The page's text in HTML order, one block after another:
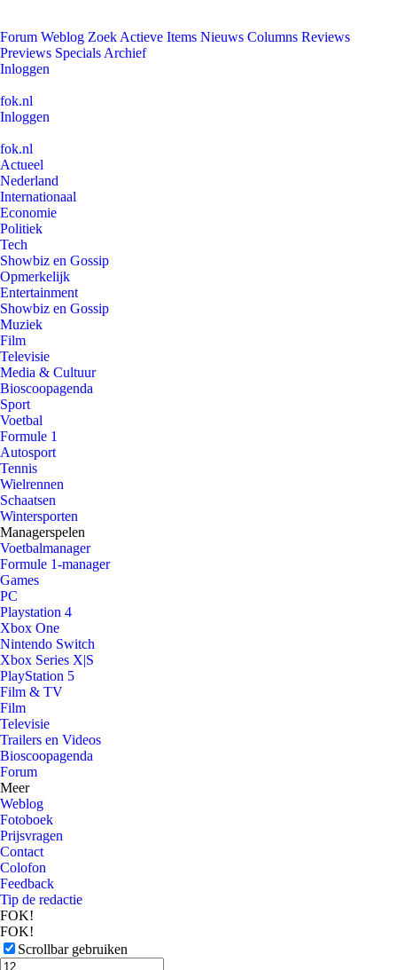
Forum Weblog Zoek Actieve Items Nieuws Columns Reviews
Previews Specials Archief
Inloggen
fok.nl
Inloggen
fok.nl
Actueel
Nederland
Internationaal
Economie
Politiek
Tech
Showbiz en Gossip
Opmerkelijk
Entertainment
Showbiz en Gossip
Muziek
Film
Televisie
Media & Cultuur
Bioscoopagenda
Sport
Voetbal
Formule 1
Autosport
Tennis
Wielrennen
Schaatsen
Wintersporten
Managerspelen
Voetbalmanager
Formule 1-manager
Games
PC
Playstation 4
Xbox One
Nintendo Switch
Xbox Series X|S
PlayStation 5
Film & TV
Film
Televisie
Trailers en Videos
Bioscoopagenda
Forum
Meer
Weblog
Fotoboek
Prijsvragen
Contact
Colofon
Feedback
Tip de redactie
FOK!
FOK!
Scrollbar gebruiken